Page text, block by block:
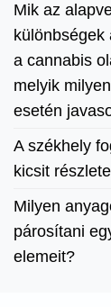
Mik az
különbségek
a cannabis
melyik
esetén
A székhely
kicsit
Milyen
párosítani
elemeit?